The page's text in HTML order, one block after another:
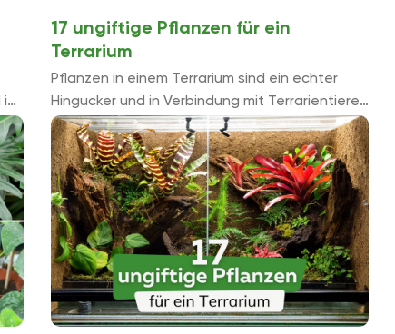
in
17 ungiftige Pflanzen für ein
Terrarium
Pflanzen in einem Terrarium sind ein echter
Hingucker und in Verbindung mit Terrarientieren
aus tropischen Regionen, unerlässlich für eine
natürliche Lebensumgebung. Wichtig ist, dass
sie ungiftig sind, ...